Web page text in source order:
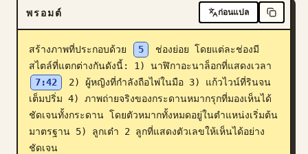
บล็อก
อัปเดต
พรอมต์ ก่อนแปล
สร้างภาพที่ประกอบด้วย 5
ช่องย่อย โดยแต่ละช่องมี
สไตล์ที่แตกต่างกันดังนี้: 1) นาฬิกาอะนาล็อกที่แสดงเวลา
7:42
2) ผู้หญิงที่กำลังถือไพ่ในมือ 3) แก้วไวน์ที่รินจน
เต็มปริ่ม 4) ภาพถ่ายจริงของกระดานหมากรุกที่มองเห็นได้
ชัดเจนทั้งกระดาน โดยตัวหมากทั้งหมดอยู่ในตำแหน่งเริ่มต้น
มาตรฐาน 5) ลูกเต๋า 2 ลูกที่แสดงตัวเลขให้เห็นได้อย่าง
ชัดเจน